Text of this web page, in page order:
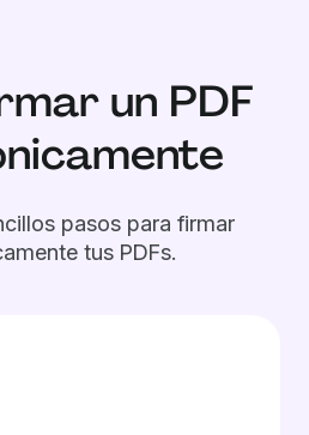
un PDF
pasos para firmar
tus PDFs.